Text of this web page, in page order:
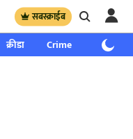
सबस्क्राईब
क्रीडा Crime साप्ताहिक